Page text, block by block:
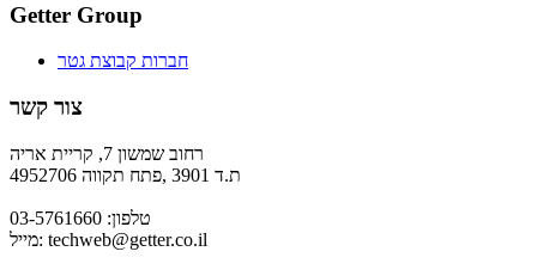
Getter Group
חברות קבוצת גטר
צור קשר
רחוב שמשון 7, קריית אריה
ת.ד 3901 ,פתח תקווה 4952706
טלפון: 03-5761660
מייל: techweb@getter.co.il